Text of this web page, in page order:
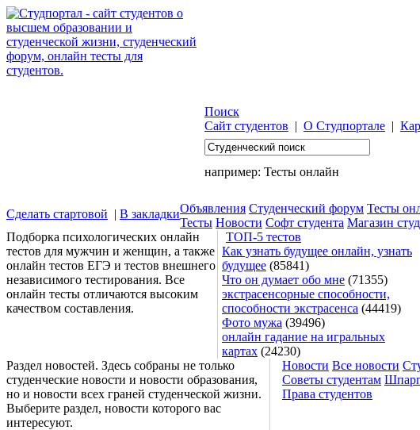
Поиск
Сайт студентов | О Студпортале |
например: Тесты онлайн
Сделать стартовой | В закладкиОбъявления Студенческий форум Тесты
Тесты Новости Софт студента Магазин
Подборка психологических онлайн
тестов для мужчин и женщин, а также
онлайн тестов ЕГЭ и тестов внешнего
независимого тестирования. Все
онлайн тесты отличаются высоким
качеством составления.
ТОП-5 тестов
Как узнать будущее онлайн, узнать
будущее (85841)
Что он думает обо мне (71355)
экстрасенсорные способности,
способности экстрасенса (44419)
Фото мужа (39496)
онлайн гадание на игральных
картах (24230)
Раздел новостей. Здесь собраны не только
студенческие новости и новости образования,
но и новости всех граней студенческой жизни.
Выберите раздел, новости которого вас
интересуют.
Новости Все новости
Советы студентам
Права студентов